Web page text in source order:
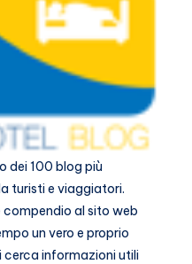
dei 100 blog più
turisti e viaggiatori.
al sito web
un vero e proprio
informazioni utili